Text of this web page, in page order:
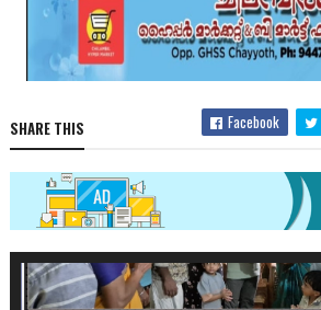
SHARE THIS Facebook